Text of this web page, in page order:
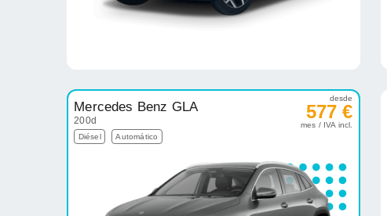
Mercedes Benz GLA
200d
Diésel Automático
desde
577 €
mes / IVA incl.